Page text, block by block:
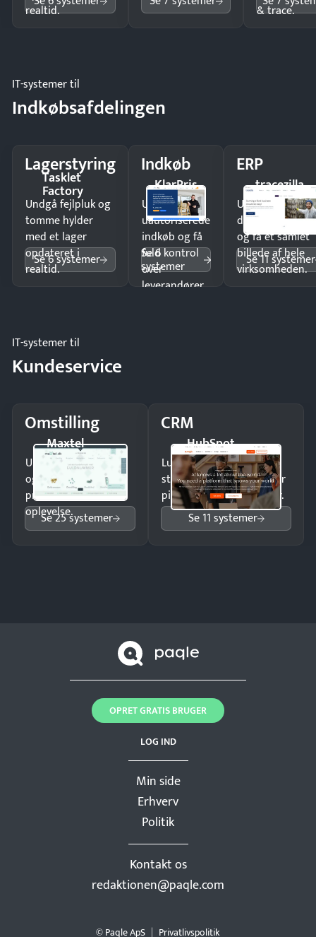
realtid.
& trace.
IT-systemer til
Indkøbsafdelingen
Lagerstyring
Tasklet
Factory
Undgå fejlpluk og
tomme hylder
med et lager
opdateret i
realtid.
Se 6 systemer
Indkøb
KlarPris
Undgå
uautoriserede
indkøb og få
fuld kontrol
over
leverandører
Se 6
systemer
ERP
tracezilla
Undgå
og få ét samlet
billede af hele
virksomheden.
Se 11 systemer
IT-systemer til
Kundeservice
Omstilling
Maxtel
Undgå tabte opkald
og giv kunderne en
professionel
oplevelse.
Se 25 systemer
CRM
HubSpot
Luk flere salg med et
struktureret overblik over
pipeline og opfølgninger.
Se 11 systemer
Min side
Erhverv
Politik
Kontakt os
redaktionen@paqle.com
LOG IND
OPRET GRATIS BRUGER
© Paqle ApS Privatlivspolitik